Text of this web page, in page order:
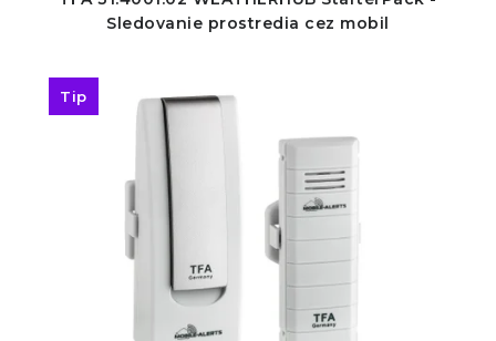
Sledovanie prostredia cez mobil
Tip